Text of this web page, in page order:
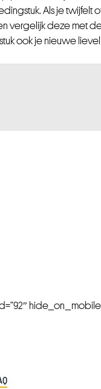
Als je twijfelt
vergelijk deze met
ook je nieuwe